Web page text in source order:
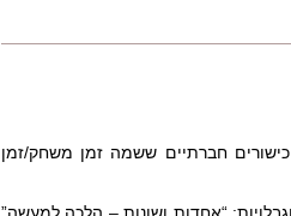
חברתיים ששמה זמן משחק/זמן